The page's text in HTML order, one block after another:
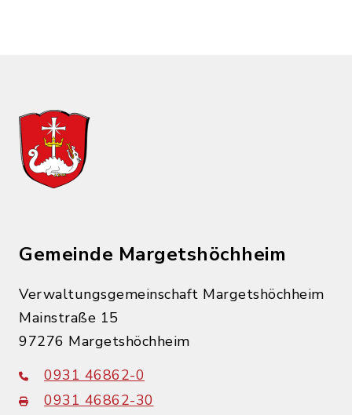
Gemeinde Margetshöchheim
Verwaltungsgemeinschaft Margetshöchheim
Mainstraße 15
97276 Margetshöchheim
0931 46862-0
0931 46862-30